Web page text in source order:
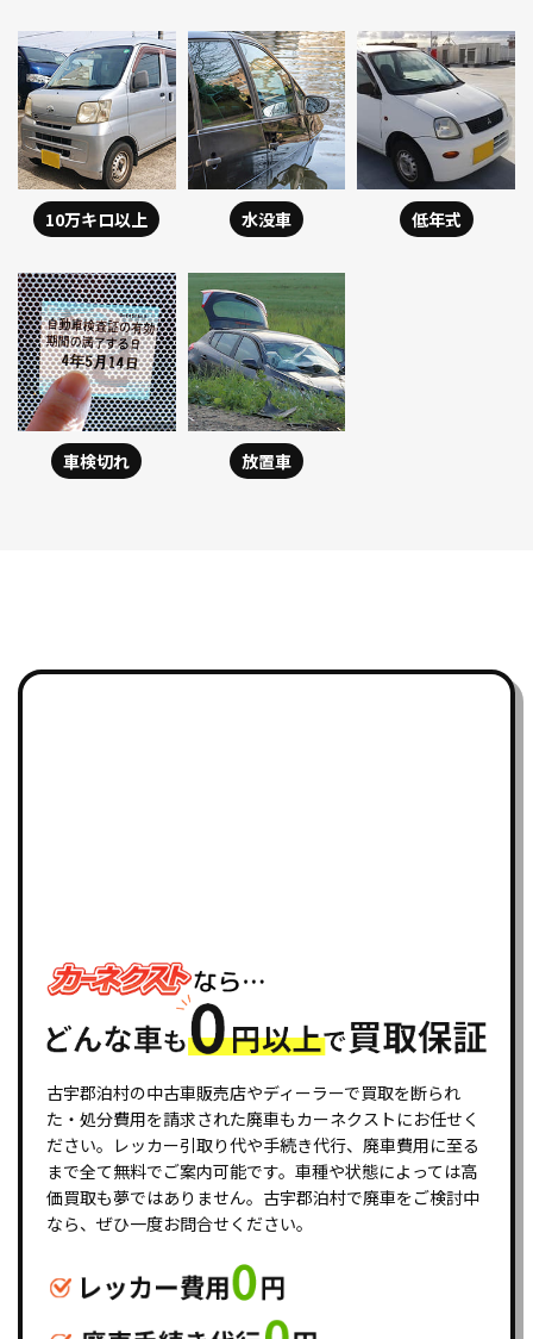
10万キロ以上 水没車 低年式
車検切れ 放置車
古宇郡泊村の中古車販売店やディーラーで買取を断られ
た・処分費用を請求された廃車もカーネクストにお任せく
ださい。レッカー引取り代や手続き代行、廃車費用に至る
まで全て無料でご案内可能です。車種や状態によっては高
価買取も夢ではありません。古宇郡泊村で廃車をご検討中
なら、ぜひ一度お問合せください。